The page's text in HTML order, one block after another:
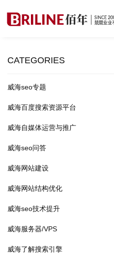
CATEGORIES
威海seo专题
威海百度搜索资源平台
威海自媒体运营与推广
威海seo问答
威海网站建设
威海网站结构优化
威海seo技术提升
威海服务器/VPS
威海了解搜索引擎